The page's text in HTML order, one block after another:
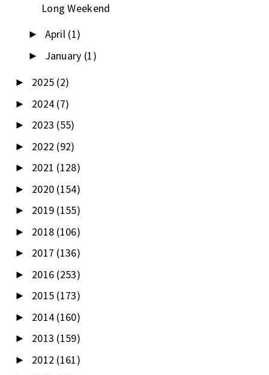
Long Weekend
► April (1)
► January (1)
► 2025 (2)
► 2024 (7)
► 2023 (55)
► 2022 (92)
► 2021 (128)
► 2020 (154)
► 2019 (155)
► 2018 (106)
► 2017 (136)
► 2016 (253)
► 2015 (173)
► 2014 (160)
► 2013 (159)
► 2012 (161)